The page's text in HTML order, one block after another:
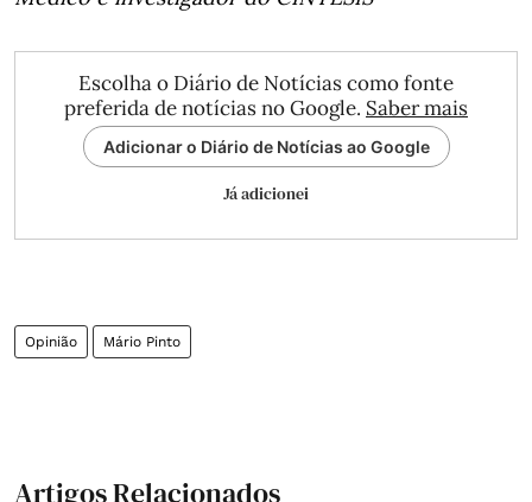
Escolha o Diário de Notícias como fonte
preferida de notícias no Google. Saber mais
Adicionar o Diário de Notícias ao Google
Já adicionei
Opinião Mário Pinto
Artigos Relacionados